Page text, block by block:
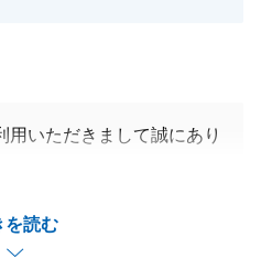
を読む
用いただきまして誠にあり
ンは未だ中古販売履歴が多